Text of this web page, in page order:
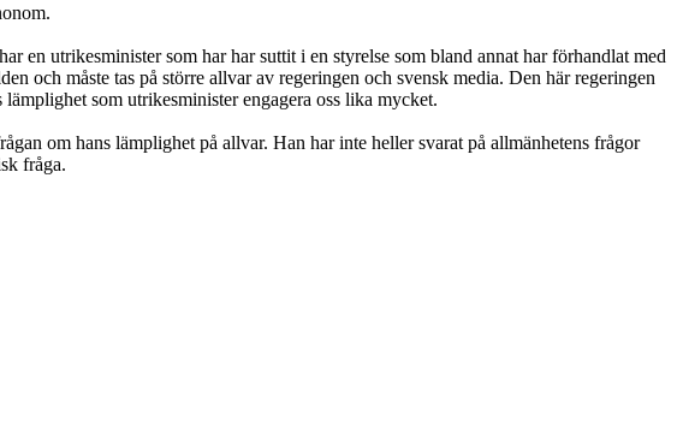
en utrikesminister som har har suttit i en styrelse som bland annat har förhandlat med
och måste tas på större allvar av regeringen och svensk media. Den här regeringen
som utrikesminister engagera oss lika mycket.
om hans lämplighet på allvar. Han har inte heller svarat på allmänhetens frågor
fråga.